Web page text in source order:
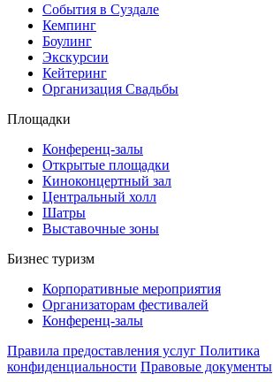
События в Суздале
Кемпинг
Боулинг
Экскурсии
Кейтеринг
Организация Cвадьбы
Площадки
Конференц-залы
Открытые площадки
Киноконцертный зал
Центральный холл
Шатры
Выставочные зоны
Бизнес туризм
Корпоративные мероприятия
Организаторам фестивалей
Конференц-залы
Правила предоставления услуг Политика
конфиденциальности Правовые документы